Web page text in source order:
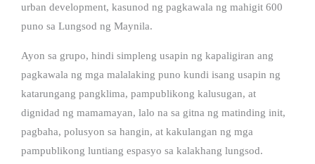
urban development, kasunod ng pagkawala ng mahigit 600
puno sa Lungsod ng Maynila.
Ayon sa grupo, hindi simpleng usapin ng kapaligiran ang
pagkawala ng mga malalaking puno kundi isang usapin ng
katarungang pangklima, pampublikong kalusugan, at
dignidad ng mamamayan, lalo na sa gitna ng matinding init,
pagbaha, polusyon sa hangin, at kakulangan ng mga
pampublikong luntiang espasyo sa kalakhang lungsod.